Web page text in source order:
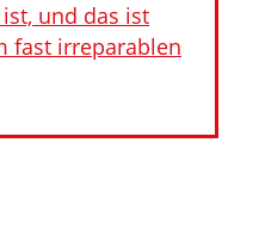
und das ist
fast irreparablen